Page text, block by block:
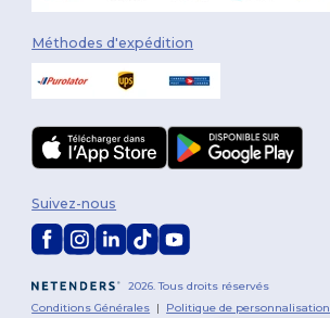
Méthodes d'expédition
2026. Tous droits réservés
Conditions Générales | Politique de personnalisation
Suivez-nous